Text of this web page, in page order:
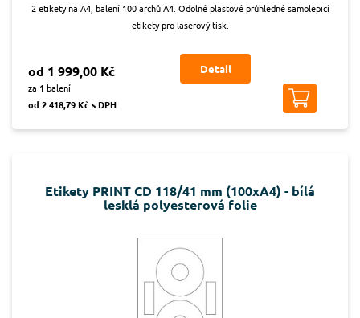
2 etikety na A4, balení 100 archů A4. Odolné plastové průhledné samolepicí
etikety pro laserový tisk.
od 1 999,00 Kč
za 1 balení
od 2 418,79 Kč s DPH
Detail
Etikety PRINT CD 118/41 mm (100xA4) - bílá
lesklá polyesterová folie